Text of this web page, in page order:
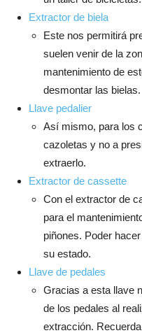
Extractor de biela
Este nos permitirá
suelen venir de la
mantenimiento de
desmontar las bielas.
Llave pedalier
Así mismo, para los
cazoletas y no a
extraerlo.
Extractor de cassette
Con el extractor de
para el
piñones. Poder
su estado.
Llave de pedales
Gracias a esta llave
de los pedales al
extracción.